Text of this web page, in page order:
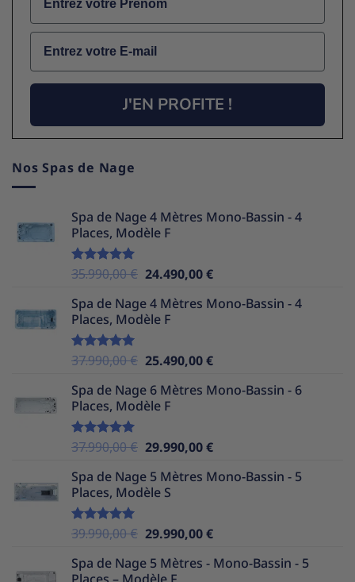
Email
J'EN PROFITE !
Nos Spas de Nage
Spa de Nage 4 Mètres Mono-Bassin - 4
Places, Modèle F
Note5.00
35.990,00€ Le
initial
était :
24.490,00€Le
actuel
Spa de Nage 4 Mètres Mono-Bassin - 4
Places, Modèle F
Note5.00
37.990,00€ Le
initial
était :
25.490,00€Le
actuel
Spa de Nage 6 Mètres Mono-Bassin - 6
Places, Modèle F
Note5.00
37.990,00€ Le
initial
était :
29.990,00€Le
actuel
Spa de Nage 5 Mètres Mono-Bassin - 5
Places, Modèle S
Note5.00
39.990,00€ Le
initial
29.990,00€Le
actuel
Spa de Nage 5 Mètres - Mono-Bassin - 5